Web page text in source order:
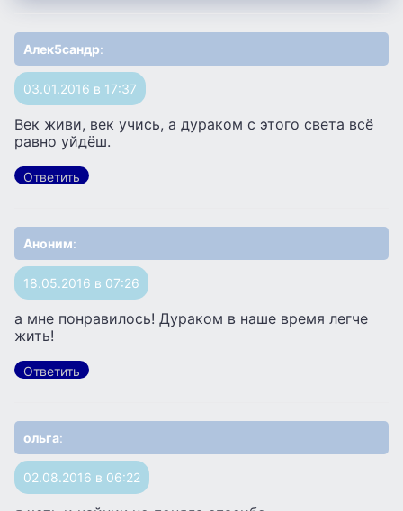
Алек5сандр:
03.01.2016 в 17:37
Век живи, век учись, а дураком с этого света всё
равно уйдёш.
Ответить
Аноним:
18.05.2016 в 07:26
а мне понравилось! Дураком в наше время легче
жить!
Ответить
ольга:
02.08.2016 в 06:22